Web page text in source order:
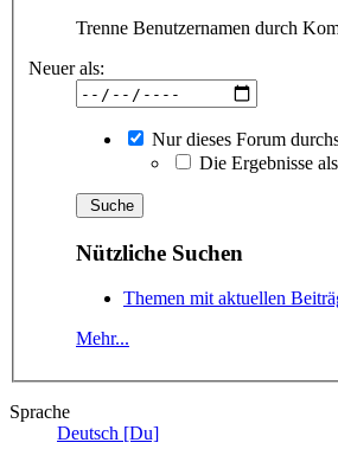
Trenne Benutzernamen durch
Neuer als:
Nur dieses Forum
Die Ergebnisse
Nützliche Suchen
Themen mit aktuellen
Mehr...
Sprache
Deutsch [Du]